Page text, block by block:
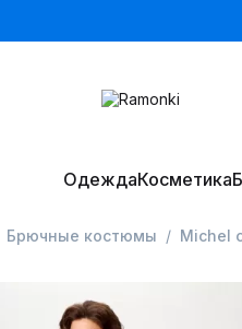
ОдеждаКосметика
Брючные костюмы Michel